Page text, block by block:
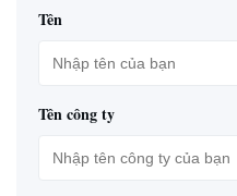
Tên
Tên công ty